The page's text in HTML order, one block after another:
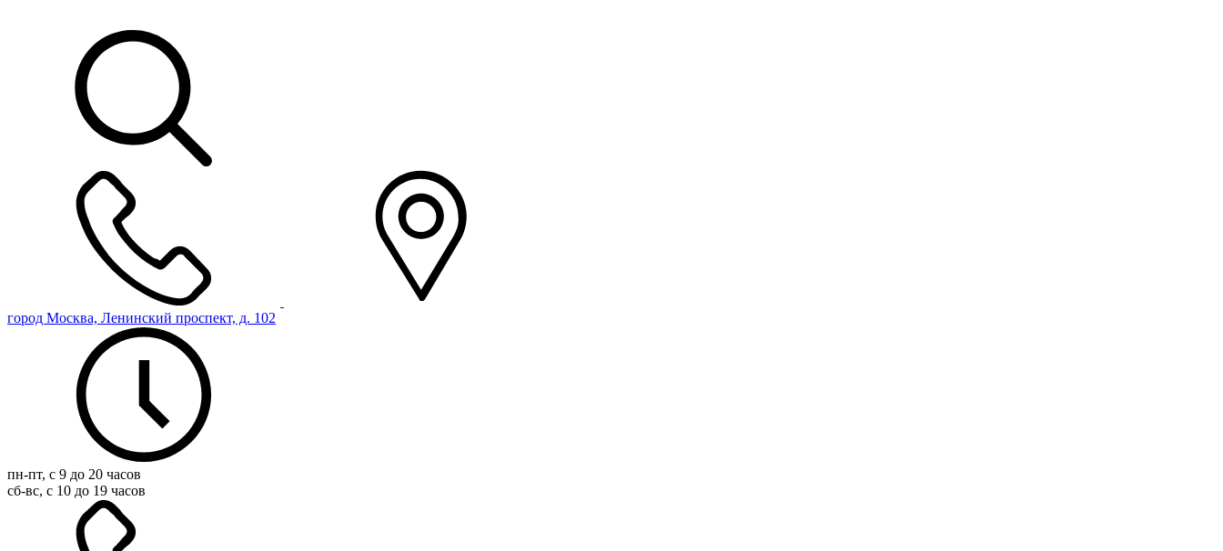
город Москва, Ленинский проспект, д. 102
пн-пт, с 9 до 20 часов
сб-вс, с 10 до 19 часов